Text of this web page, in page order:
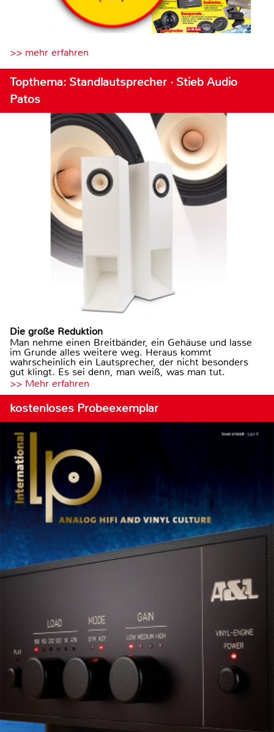
>> mehr erfahren
Topthema: Standlautsprecher · Stieb Audio
Patos
Die große Reduktion
Man nehme einen Breitbänder, ein Gehäuse und lasse
im Grunde alles weitere weg. Heraus kommt
wahrscheinlich ein Lautsprecher, der nicht besonders
gut klingt. Es sei denn, man weiß, was man tut.
>> Mehr erfahren
kostenloses Probeexemplar